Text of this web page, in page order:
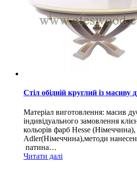
Стіл обідній круглий із масиву
Матеріал виготовлення: масив
індивідуального замовлення
кольорів фарб Hesse (Німеччина),
Adler(Німеччина),методи
патина…
Читати далі